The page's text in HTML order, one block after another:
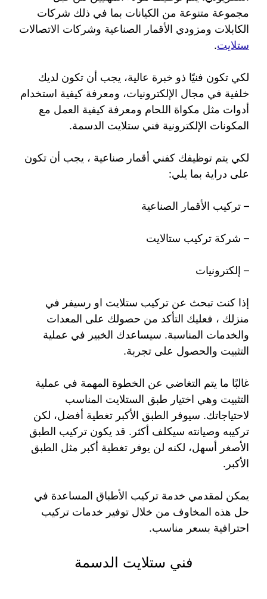
مجموعة متنوعة من الكيانات بما في ذلك شركات
الكابلات ومزودي الأقمار الصناعية وشركات الاتصالات
ستلايت.
لكي تكون فنيًا ذو خبرة عالية، يجب أن تكون لديك
خلفية في مجال الإلكترونيات، ومعرفة كيفية استخدام
أدوات مثل مكواة اللحام ومعرفة كيفية العمل مع
المكونات الإلكترونية فني ستلايت الدسمة.
لكي يتم توظيفك كفني أقمار صناعية ، يجب أن تكون
على دراية بما يلي:
– تركيب الأقمار الصناعية
– شركة تركيب ستالايت
– إلكترونيات
إذا كنت تبحث عن تركيب ستلايت او رسيفر في
منزلك ، فعليك التأكد من حصولك على المعدات
والخدمات المناسبة. سيساعدك الخبير في عملية
التثبيت والحصول على تجربة.
غالبًا ما يتم التغاضي عن الخطوة المهمة في عملية
التثبيت وهي اختيار طبق الستلايت المناسب
لاحتياجاتك. سيوفر الطبق الأكبر تغطية أفضل، لكن
تركيبه وصيانته سيكلف أكثر. قد يكون تركيب الطبق
الأصغر أسهل، لكنه لن يوفر تغطية أكبر مثل الطبق
الأكبر.
يمكن لمقدمي خدمة تركيب الأطباق المساعدة في
حل هذه المخاوف من خلال توفير خدمات تركيب
احترافية بسعر مناسب.
فني ستلايت الدسمة